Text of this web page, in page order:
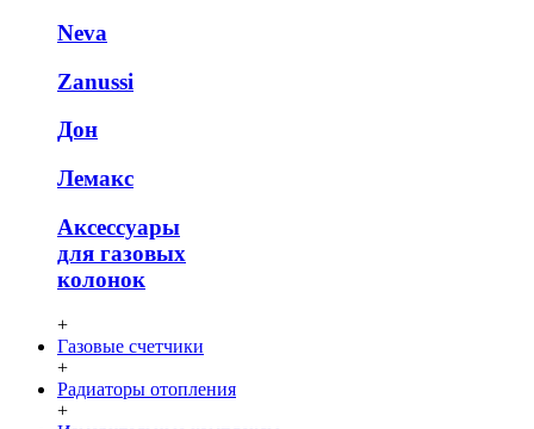
Neva
Zanussi
Дон
Лемакс
Аксессуары
для газовых
колонок
+
Газовые счетчики
+
Радиаторы отопления
+